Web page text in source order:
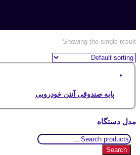
Showing the single result
پایه صندوقی آنتن خودرویی
مدل دستگاه
Search
for:
Search